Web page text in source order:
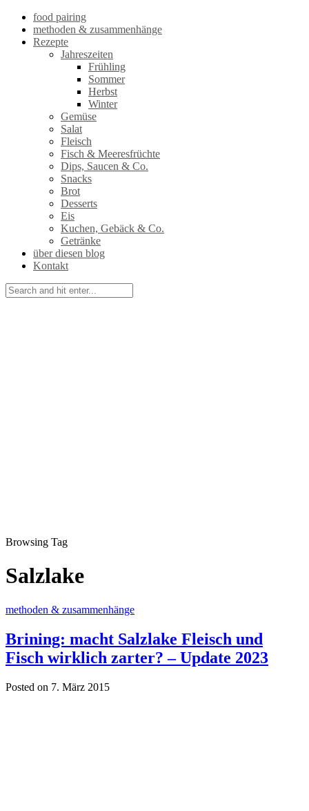
food pairing
methoden & zusammenhänge
Rezepte
Jahreszeiten
Frühling
Sommer
Herbst
Winter
Gemüse
Salat
Fleisch
Fisch & Meeresfrüchte
Dips, Saucen & Co.
Snacks
Brot
Desserts
Eis
Kuchen, Gebäck & Co.
Getränke
über diesen blog
Kontakt
Browsing Tag
Salzlake
methoden & zusammenhänge
Brining: macht Salzlake Fleisch und
Fisch wirklich zarter? – Update 2023
Posted on 7. März 2015